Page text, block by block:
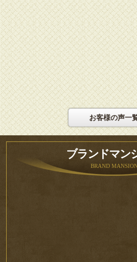
お客様の声一
ブランドマン
BRAND